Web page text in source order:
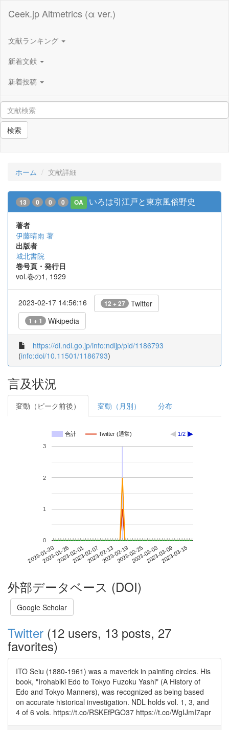
Ceek.jp Altmetrics (α ver.)
文献ランキング
新着文献
新着投稿
検索
ホーム 文献詳細
13 0 0 0 OA いろは引江戸と東京風俗野史
著者
伊藤晴雨 著
出版者
城北書院
巻号頁・発行日
vol.巻の1, 1929
2023-02-17 14:56:16 12 + 27 Twitter
1 + 1 Wikipedia
https://dl.ndl.go.jp/info:ndljp/pid/1186793
(info:doi/10.11501/1186793)
言及状況
変動（ピーク前後） 変動（月別） 分布
合計 Twitter (通常) 1/2
2023-01-202023-01-262023-02-012023-02-072023-02-132023-02-192023-02-252023-03-032023-03-092023-03-15
0
1
2
3
外部データベース (DOI)
Google Scholar
Twitter (12 users, 13 posts, 27
favorites)
ITO Seiu (1880-1961) was a maverick in painting circles. His
book, "Irohabiki Edo to Tokyo Fuzoku Yashi" (A History of
Edo and Tokyo Manners), was recognized as being based
on accurate historical investigation. NDL holds vol. 1, 3, and
4 of 6 vols. https://t.co/RSKEfPGO37 https://t.co/WgIJmI7apr